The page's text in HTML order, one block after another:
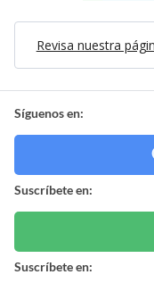
Revisa nuestra
Síguenos en:
Suscríbete en:
Suscríbete en: